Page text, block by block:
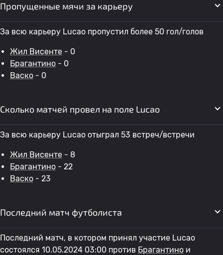
Пропущенные мячи за карьеру
За всю карьеру Lucao пропустил более 50 гол/голов
Жил Висенте - 0
Брагантино - 0
Васко - 0
Сколько матчей провел на поле Lucao
За всю карьеру Lucao отыграл 53 встреч/встречи
Жил Висенте - 8
Брагантино - 22
Васко - 23
Последний матч футболиста
Последний матч, в котором принял участие Lucao
состоялся 10.05.2024 03:00 против Брагантино и